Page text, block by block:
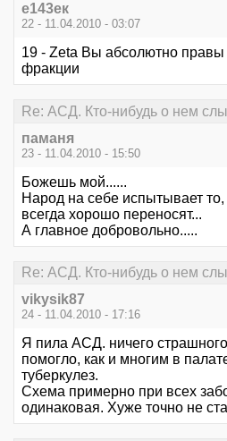
е143ек
22 - 11.04.2010 - 03:07
19 - Zeta Вы абсолютно правы
фракции
Re: АСД. Кто-нибудь о нем
паманя
23 - 11.04.2010 - 15:50
Божешь мой......
Народ на себе испытывает
всегда хорошо переносят...
А главное добровольно.....
Re: АСД. Кто-нибудь о нем
vikysik87
24 - 11.04.2010 - 17:16
Я пила АСД. ничего
помогло, как и многим в
туберкулез.
Схема примерно при всех
одинаковая. Хуже точно не